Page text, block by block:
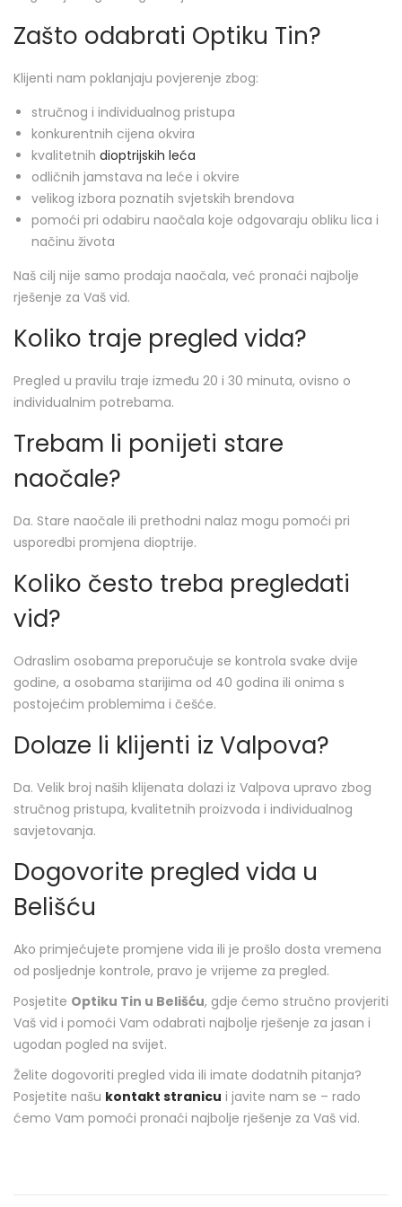
Zašto odabrati Optiku Tin?
Klijenti nam poklanjaju povjerenje zbog:
stručnog i individualnog pristupa
konkurentnih cijena okvira
kvalitetnih dioptrijskih leća
odličnih jamstava na leće i okvire
velikog izbora poznatih svjetskih brendova
pomoći pri odabiru naočala koje odgovaraju obliku lica i
načinu života
Naš cilj nije samo prodaja naočala, već pronaći najbolje
rješenje za Vaš vid.
Koliko traje pregled vida?
Pregled u pravilu traje između 20 i 30 minuta, ovisno o
individualnim potrebama.
Trebam li ponijeti stare
naočale?
Da. Stare naočale ili prethodni nalaz mogu pomoći pri
usporedbi promjena dioptrije.
Koliko često treba pregledati
vid?
Odraslim osobama preporučuje se kontrola svake dvije
godine, a osobama starijima od 40 godina ili onima s
postojećim problemima i češće.
Dolaze li klijenti iz Valpova?
Da. Velik broj naših klijenata dolazi iz Valpova upravo zbog
stručnog pristupa, kvalitetnih proizvoda i individualnog
savjetovanja.
Dogovorite pregled vida u
Belišću
Ako primjećujete promjene vida ili je prošlo dosta vremena
od posljednje kontrole, pravo je vrijeme za pregled.
Posjetite Optiku Tin u Belišću, gdje ćemo stručno provjeriti
Vaš vid i pomoći Vam odabrati najbolje rješenje za jasan i
ugodan pogled na svijet.
Želite dogovoriti pregled vida ili imate dodatnih pitanja?
Posjetite našu kontakt stranicu i javite nam se – rado
ćemo Vam pomoći pronaći najbolje rješenje za Vaš vid.